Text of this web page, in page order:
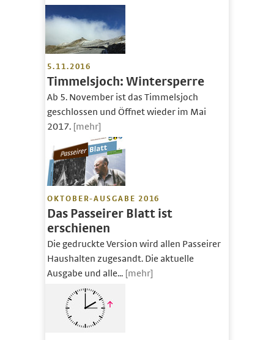
5.11.2016
Timmelsjoch: Wintersperre
Ab 5. November ist das Timmelsjoch
geschlossen und Öffnet wieder im Mai
2017. [mehr]
OKTOBER-AUSGABE 2016
Das Passeirer Blatt ist
erschienen
Die gedruckte Version wird allen Passeirer
Haushalten zugesandt. Die aktuelle
Ausgabe und alle... [mehr]